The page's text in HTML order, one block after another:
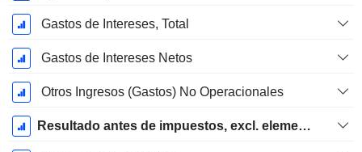
Gastos de Intereses, Total
Gastos de Intereses Netos
Otros Ingresos (Gastos) No Operacionales
Resultado antes de impuestos, excl. elementos inusuales